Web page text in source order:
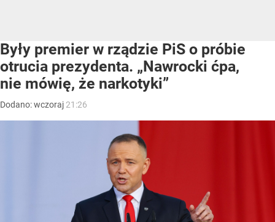
Były premier w rządzie PiS o próbie
otrucia prezydenta. „Nawrocki ćpa,
nie mówię, że narkotyki”
Dodano:wczoraj 21:26